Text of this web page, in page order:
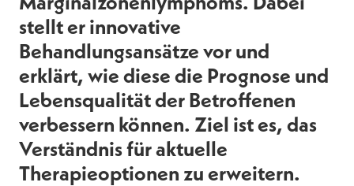
stellt er innovative
Behandlungsansätze vor und
erklärt, wie diese die Prognose und
Lebensqualität der Betroffenen
verbessern können. Ziel ist es, das
Verständnis für aktuelle
Therapieoptionen zu erweitern.